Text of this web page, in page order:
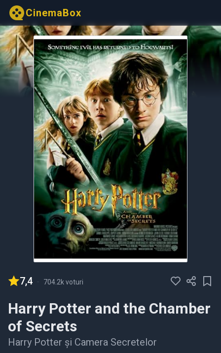
CinemaBox
7,4 - 704.2k voturi
Harry Potter and the Chamber
of Secrets
Harry Potter și Camera Secretelor